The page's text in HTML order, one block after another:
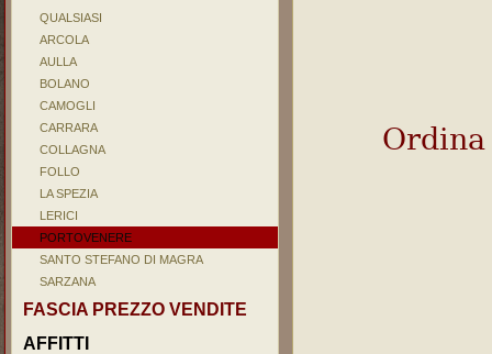
QUALSIASI
ARCOLA
AULLA
BOLANO
CAMOGLI
CARRARA
COLLAGNA
FOLLO
LA SPEZIA
LERICI
PORTOVENERE
SANTO STEFANO DI MAGRA
SARZANA
FASCIA PREZZO VENDITE
AFFITTI